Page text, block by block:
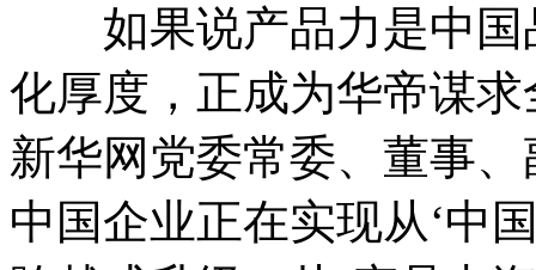
如果说产品力是中国
化厚度，正成为华帝谋
新华网党委常委、董事
中国企业正在实现从‘中